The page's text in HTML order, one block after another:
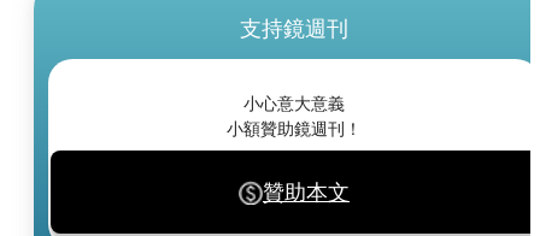
支持鏡週刊
小心意大意義
小額贊助鏡週刊！
贊助本文